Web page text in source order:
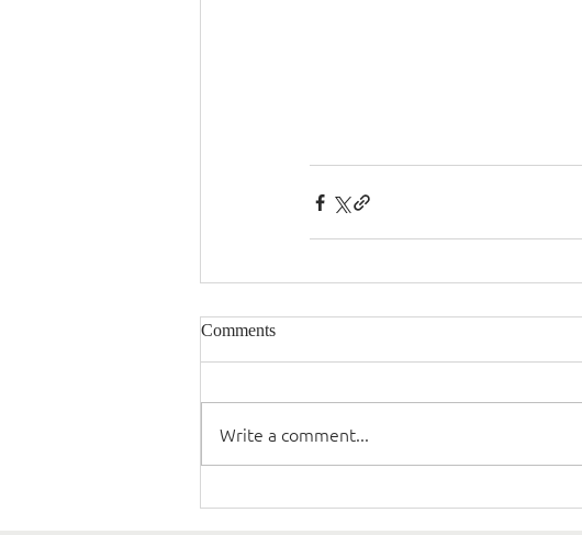
Comments
Write a comment...